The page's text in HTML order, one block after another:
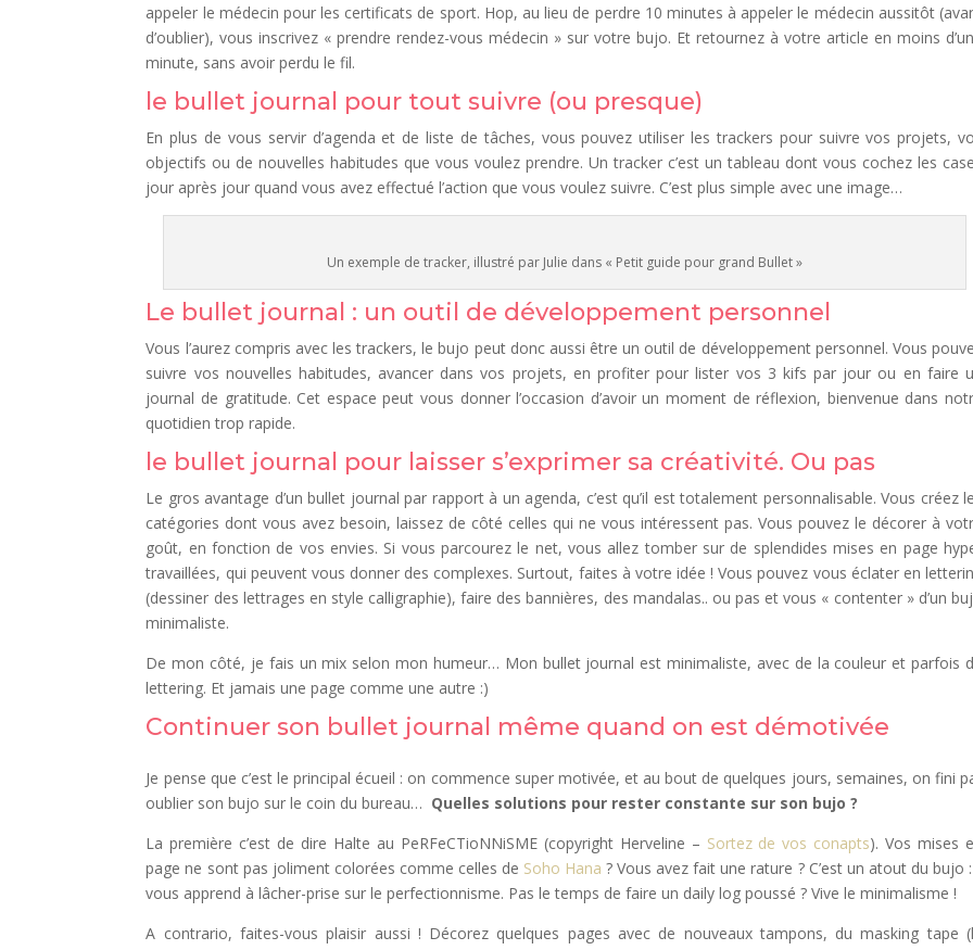
appeler le médecin pour les certificats de sport. Hop, au lieu de perdre 10 minutes à appeler le médecin aussitôt
d’oublier), vous inscrivez « prendre rendez-vous médecin » sur votre bujo. Et retournez à votre article en moins
minute, sans avoir perdu le fil.
le bullet journal pour tout suivre (ou presque)
En plus de vous servir d’agenda et de liste de tâches, vous pouvez utiliser les trackers pour suivre vos projets,
objectifs ou de nouvelles habitudes que vous voulez prendre. Un tracker c’est un tableau dont vous cochez les
jour après jour quand vous avez effectué l’action que vous voulez suivre. C’est plus simple avec une image…
Un exemple de tracker, illustré par Julie dans « Petit guide pour grand Bullet »
Le bullet journal : un outil de développement personnel
Vous l’aurez compris avec les trackers, le bujo peut donc aussi être un outil de développement personnel. Vous
suivre vos nouvelles habitudes, avancer dans vos projets, en profiter pour lister vos 3 kifs par jour ou en faire
journal de gratitude. Cet espace peut vous donner l’occasion d’avoir un moment de réflexion, bienvenue dans
quotidien trop rapide.
le bullet journal pour laisser s’exprimer sa créativité. Ou pas
Le gros avantage d’un bullet journal par rapport à un agenda, c’est qu’il est totalement personnalisable. Vous créez
catégories dont vous avez besoin, laissez de côté celles qui ne vous intéressent pas. Vous pouvez le décorer à
goût, en fonction de vos envies. Si vous parcourez le net, vous allez tomber sur de splendides mises en page
travaillées, qui peuvent vous donner des complexes. Surtout, faites à votre idée ! Vous pouvez vous éclater en
(dessiner des lettrages en style calligraphie), faire des bannières, des mandalas.. ou pas et vous « contenter » d’un
minimaliste.
De mon côté, je fais un mix selon mon humeur… Mon bullet journal est minimaliste, avec de la couleur et parfois
lettering. Et jamais une page comme une autre :)
Continuer son bullet journal même quand on est démotivée
Je pense que c’est le principal écueil : on commence super motivée, et au bout de quelques jours, semaines, on fini
oublier son bujo sur le coin du bureau… Quelles solutions pour rester constante sur son bujo ?
La première c’est de dire Halte au PeRFeCTioNNiSME (copyright Herveline – Sortez de vos conapts). Vos mises
page ne sont pas joliment colorées comme celles de Soho Hana ? Vous avez fait une rature ? C’est un atout du bujo
vous apprend à lâcher-prise sur le perfectionnisme. Pas le temps de faire un daily log poussé ? Vive le minimalisme !
A contrario, faites-vous plaisir aussi ! Décorez quelques pages avec de nouveaux tampons, du masking tape